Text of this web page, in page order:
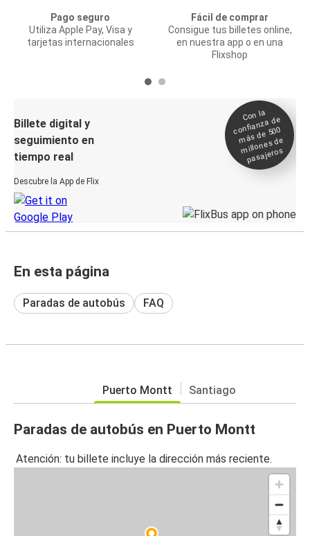
Pago seguro
Utiliza Apple Pay, Visa y
tarjetas internacionales
Fácil de comprar
Consigue tus billetes online,
en nuestra app o en una
Flixshop
Billete digital y
seguimiento en
tiempo real
Descubre la App de Flix
Con la
confianza de
más de 500
millones de
pasajeros
En esta página
Paradas de autobús FAQ
Puerto Montt Santiago
Paradas de autobús en Puerto Montt
Atención: tu billete incluye la dirección más reciente.